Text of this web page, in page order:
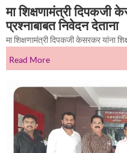
मा शिक्षणामंत्री दिपकजी
प्रश्नाबाबत निवेदन देताना
मा शिक्षणामंत्री दिपकजी केसरकर यांना
Read More